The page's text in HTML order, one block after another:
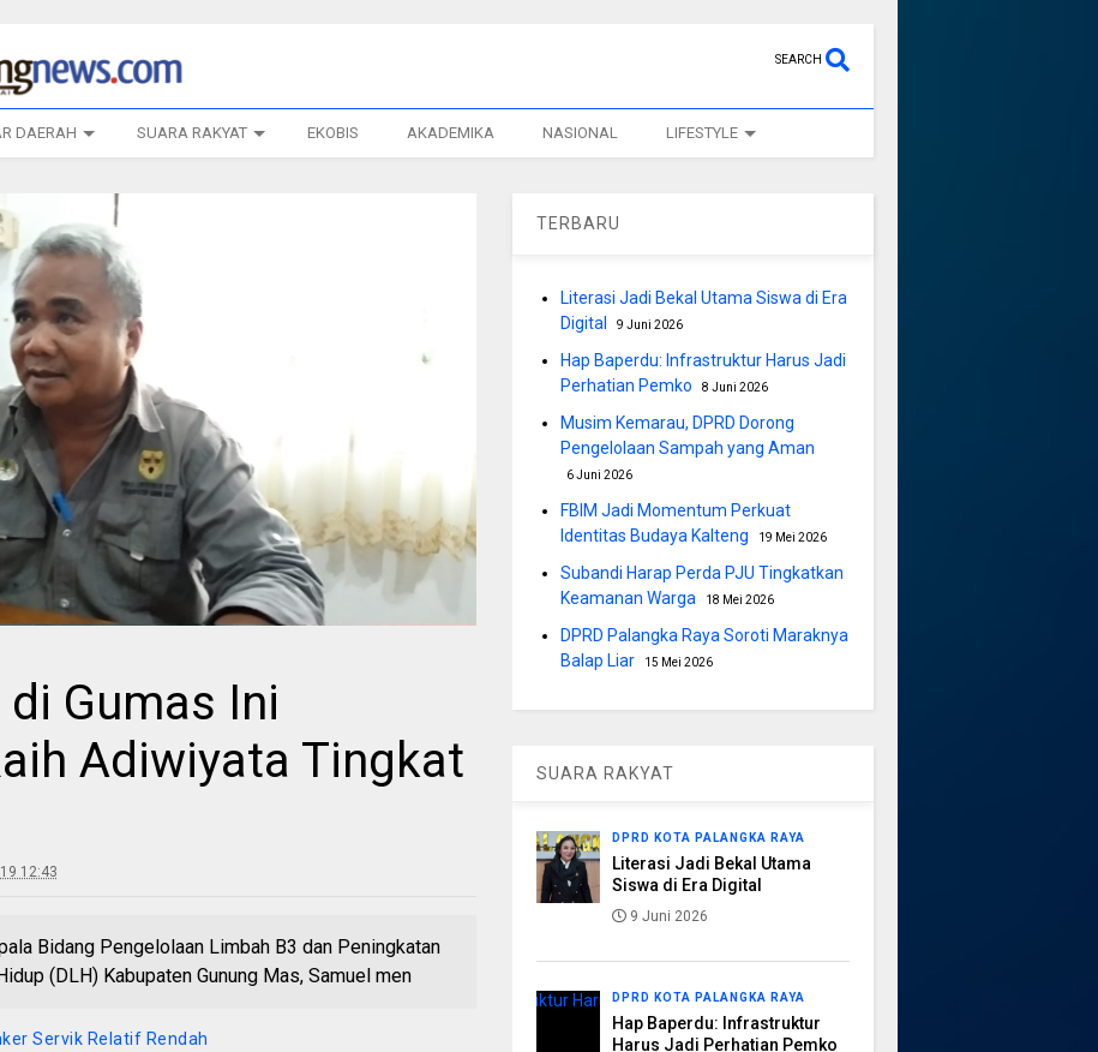
SEARCH
DAERAH SUARA RAKYAT EKOBIS AKADEMIKA NASIONAL LIFESTYLE
Gumas Ini
Adiwiyata Tingkat
12:43
Bidang Pengelolaan Limbah B3 dan Peningkatan
(DLH) Kabupaten Gunung Mas, Samuel men
Servik Relatif Rendah
TERBARU
Literasi Jadi Bekal Utama Siswa di Era
Digital
9 Juni 2026
Hap Baperdu: Infrastruktur Harus Jadi
Perhatian Pemko
8 Juni 2026
Musim Kemarau, DPRD Dorong
Pengelolaan Sampah yang Aman
6 Juni 2026
FBIM Jadi Momentum Perkuat
Identitas Budaya Kalteng
19 Mei 2026
Subandi Harap Perda PJU Tingkatkan
Keamanan Warga
18 Mei 2026
DPRD Palangka Raya Soroti Maraknya
Balap Liar
15 Mei 2026
SUARA RAKYAT
DPRD KOTA PALANGKA RAYA
Literasi Jadi Bekal Utama
Siswa di Era Digital
9 Juni 2026
DPRD KOTA PALANGKA RAYA
Hap Baperdu: Infrastruktur
Harus Jadi Perhatian Pemko